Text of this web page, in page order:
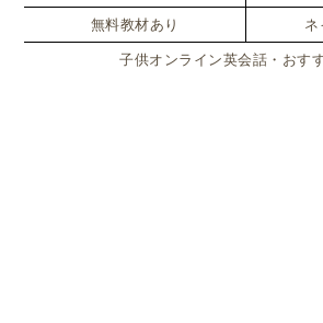
無料教材あり ネ
子供オンライン英会話・おす